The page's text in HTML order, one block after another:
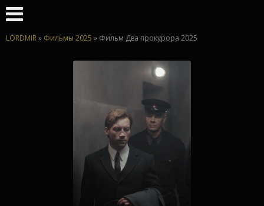
LORDMIR» Фильмы 2025 » Фильм Два прокурора 2025